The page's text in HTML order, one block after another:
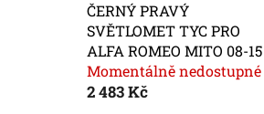
ČERNÝ PRAVÝ
SVĚTLOMET TYC PRO
ALFA ROMEO MITO 08-15
Momentálně nedostupné
2 483 Kč